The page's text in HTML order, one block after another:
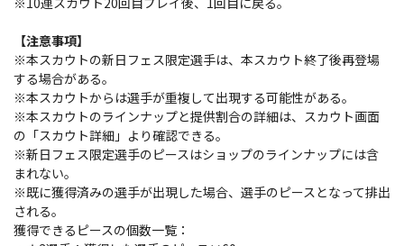
【注意事項】
※本スカウトの新日フェス限定選手は、本スカウト終了後再登場
する場合がある。
※本スカウトからは選手が重複して出現する可能性がある。
※本スカウトのラインナップと提供割合の詳細は、スカウト画面
の「スカウト詳細」より確認できる。
※新日フェス限定選手のピースはショップのラインナップには含
まれない。
※既に獲得済みの選手が出現した場合、選手のピースとなって排出
される。
獲得できるピースの個数一覧：